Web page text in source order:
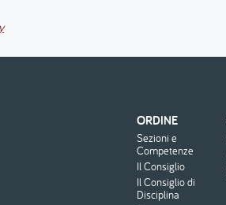
Menu
footer
ORDINE
Sezioni e
Competenze
Il Consiglio
Il Consiglio di
Disciplina